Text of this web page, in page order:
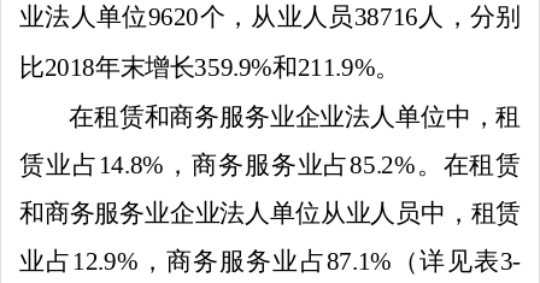
业法人单位9620个，从业人员38716人，分别
比2018年末增长359.9%和211.9%。
在租赁和商务服务业企业法人单位中，租
赁业占 14.8% ，商务服务业占85.2%。在租赁
和商务服务业企业法人单位从业人员中，租赁
业占 12.9% ，商务服务业占87.1% （详见表3-